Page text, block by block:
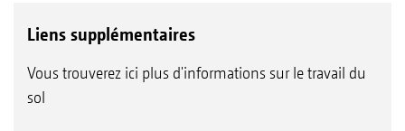
Liens supplémentaires
Vous trouverez ici plus d'informations sur le travail du
sol